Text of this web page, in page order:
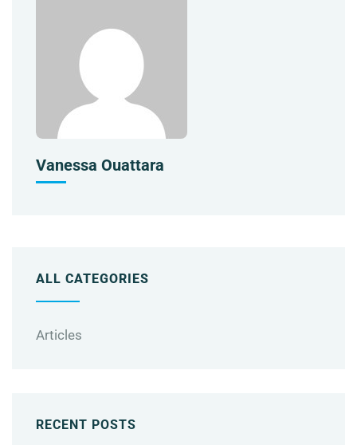
Vanessa Ouattara
ALL CATEGORIES
Articles
RECENT POSTS